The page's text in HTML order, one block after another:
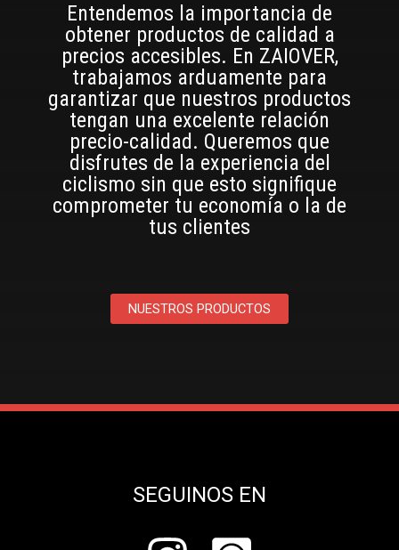
Entendemos la importancia de
obtener productos de calidad a
precios accesibles. En ZAIOVER,
trabajamos arduamente para
garantizar que nuestros productos
tengan una excelente relación
precio-calidad. Queremos que
disfrutes de la experiencia del
ciclismo sin que esto signifique
comprometer tu economía o la de
tus clientes
NUESTROS PRODUCTOS
SEGUINOS EN